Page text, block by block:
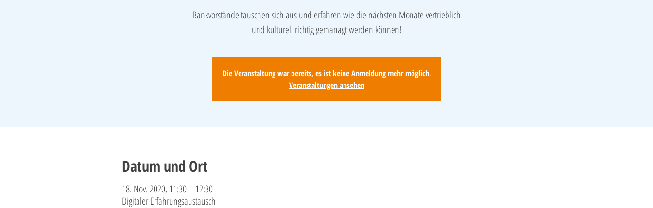
Bankvorstände tauschen sich aus und erfahren wie die nächsten Monate vertrieblich
und kulturell richtig gemanagt werden können!
Die Veranstaltung war bereits, es ist keine Anmeldung mehr möglich.
Veranstaltungen ansehen
Datum und Ort
18. Nov. 2020, 11:30 – 12:30
Digitaler Erfahrungsaustausch